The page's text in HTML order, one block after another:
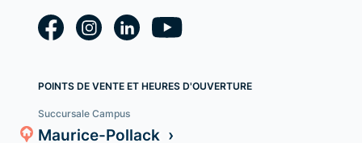
POINTS DE VENTE ET HEURES D'OUVERTURE
Succursale Campus
Maurice-Pollack ›